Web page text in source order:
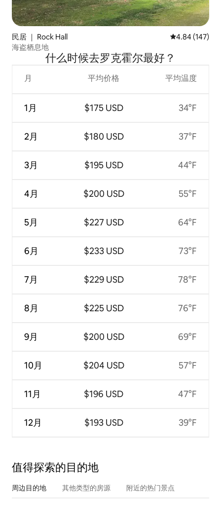
民居 ｜ Rock Hall 平均评分 4.84
4.84 (147)
海盗栖息地
什么时候去罗克霍尔最好？
月
1月
2月
3月
4月
5月
6月
7月
8月
9月
10月
11月
12月
平均价格
$175 USD
$180 USD
$195 USD
$200 USD
$227 USD
$233 USD
$229 USD
$225 USD
$200 USD
$204 USD
$196 USD
$193 USD
平均温度
34°F
37°F
44°F
55°F
64°F
73°F
78°F
76°F
69°F
57°F
47°F
39°F
值得探索的目的地
周边目的地 其他类型的房源 附近的热门景点